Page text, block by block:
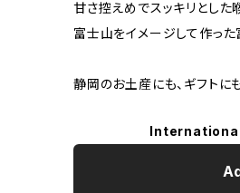
甘さ控えめでスッキリとした
富士山をイメージして作っ
静岡のお土産にも、ギフトに